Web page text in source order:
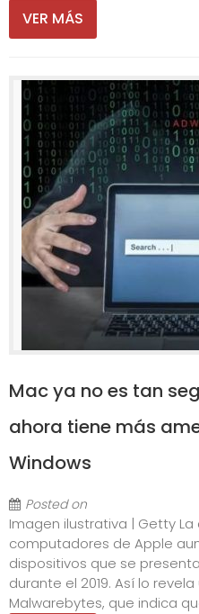
VER MÁS
Mac ya no es tan
ahora tiene más
Windows
Posted on
Imagen ilustrativa | Getty
computadores de Apple
dispositivos que se
durante el 2019. Así lo
Malwarebytes, que indica